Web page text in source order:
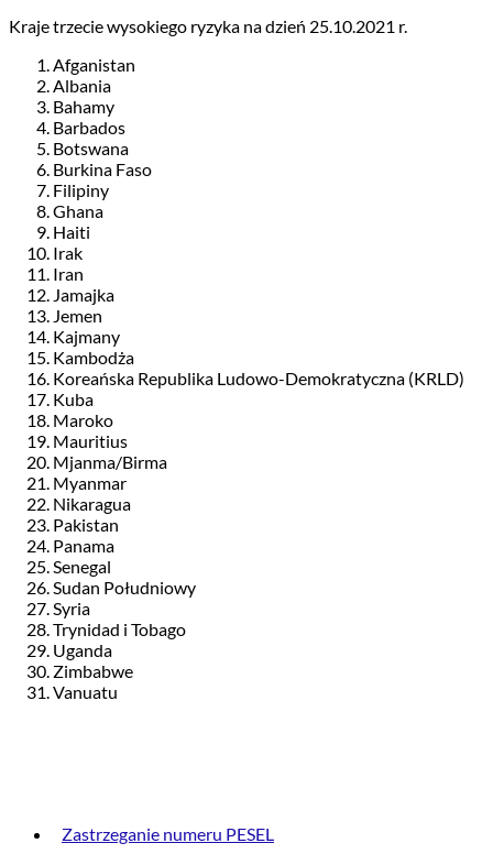
Kraje trzecie wysokiego ryzyka na dzień 25.10.2021 r.
Afganistan
Albania
Bahamy
Barbados
Botswana
Burkina Faso
Filipiny
Ghana
Haiti
Irak
Iran
Jamajka
Jemen
Kajmany
Kambodża
Koreańska Republika Ludowo-Demokratyczna (KRLD)
Kuba
Maroko
Mauritius
Mjanma/Birma
Myanmar
Nikaragua
Pakistan
Panama
Senegal
Sudan Południowy
Syria
Trynidad i Tobago
Uganda
Zimbabwe
Vanuatu
Zastrzeganie numeru PESEL